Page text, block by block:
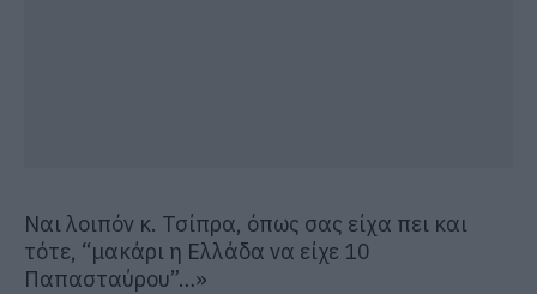
Ναι λοιπόν κ. Τσίπρα, όπως σας είχα πει και
τότε, “μακάρι η Ελλάδα να είχε 10
Παπασταύρου”…»